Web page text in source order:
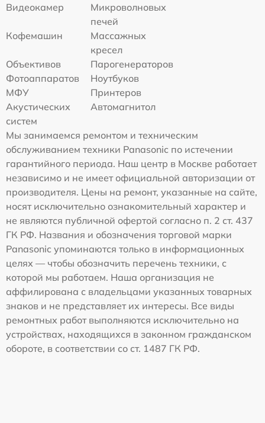
Видеокамер
Микроволновых
печей
Кофемашин
Массажных
кресел
Объективов
Парогенераторов
Фотоаппаратов
Ноутбуков
МФУ
Принтеров
Акустических
систем
Автомагнитол
Мы занимаемся ремонтом и техническим
обслуживанием техники Panasonic по истечении
гарантийного периода. Наш центр в Москве работает
независимо и не имеет официальной авторизации от
производителя. Цены на ремонт, указанные на сайте,
носят исключительно ознакомительный характер и
не являются публичной офертой согласно п. 2 ст. 437
ГК РФ. Названия и обозначения торговой марки
Panasonic упоминаются только в информационных
целях — чтобы обозначить перечень техники, с
которой мы работаем. Наша организация не
аффилирована с владельцами указанных товарных
знаков и не представляет их интересы. Все виды
ремонтных работ выполняются исключительно на
устройствах, находящихся в законном гражданском
обороте, в соответствии со ст. 1487 ГК РФ.